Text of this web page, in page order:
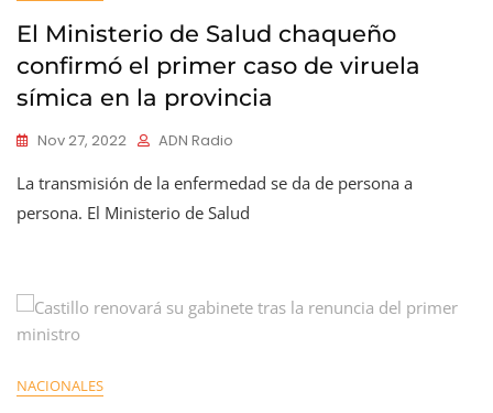
El Ministerio de Salud chaqueño
confirmó el primer caso de viruela
símica en la provincia
Nov 27, 2022 ADN Radio
La transmisión de la enfermedad se da de persona a
persona. El Ministerio de Salud
NACIONALES